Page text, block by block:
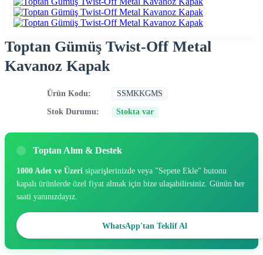
Toptan Gümüş Twist-Off Metal
Kavanoz Kapak
Ürün Kodu: SSMKKGMS
Stok Durumu: Stokta var
Toptan Alım & Destek
1000 Adet ve Üzeri siparişlerinizde veya "Sepete Ekle" butonu
kapalı ürünlerde özel fiyat almak için bize ulaşabilirsiniz. Günün her
saati yanınızdayız.
WhatsApp'tan Teklif Al